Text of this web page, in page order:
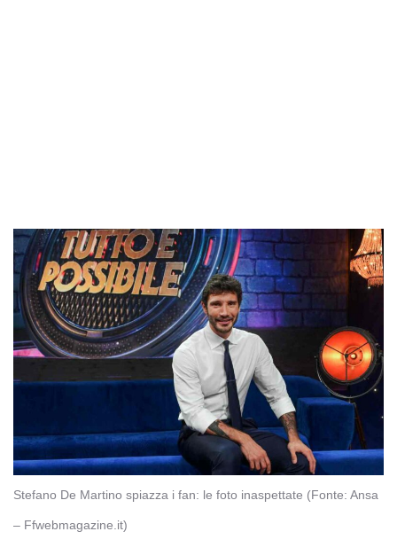
Stefano De Martino spiazza i fan: le foto inaspettate (Fonte: Ansa
– Ffwebmagazine.it)